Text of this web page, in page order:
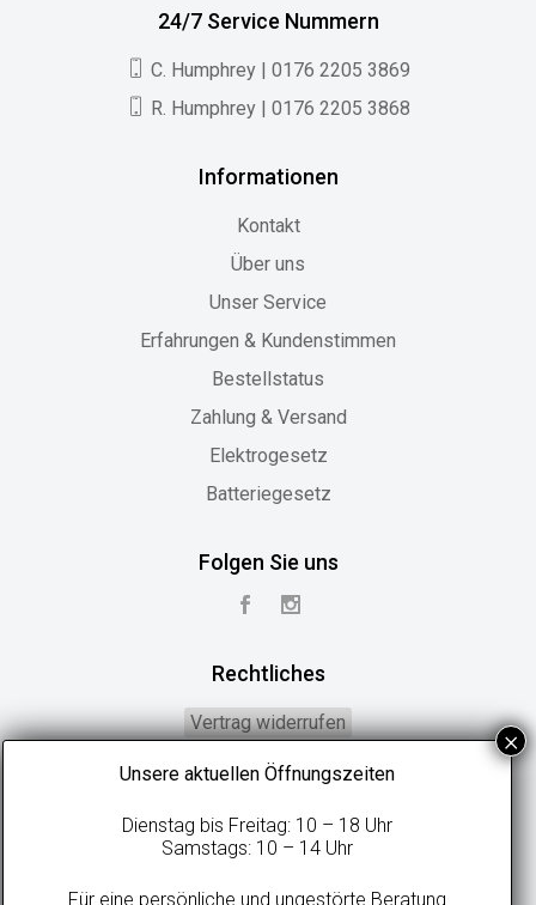
24/7 Service Nummern
C. Humphrey | 0176 2205 3869
R. Humphrey | 0176 2205 3868
Informationen
Kontakt
Über uns
Unser Service
Erfahrungen & Kundenstimmen
Bestellstatus
Zahlung & Versand
Elektrogesetz
Batteriegesetz
Folgen Sie uns
Rechtliches
Vertrag widerrufen
Widerrufsbelehrung
Datenschutzerklärung
Unsere aktuellen Öffnungszeiten
Dienstag bis Freitag: 10 – 18 Uhr
Samstags: 10 – 14 Uhr
Für eine persönliche und ungestörte Beratung